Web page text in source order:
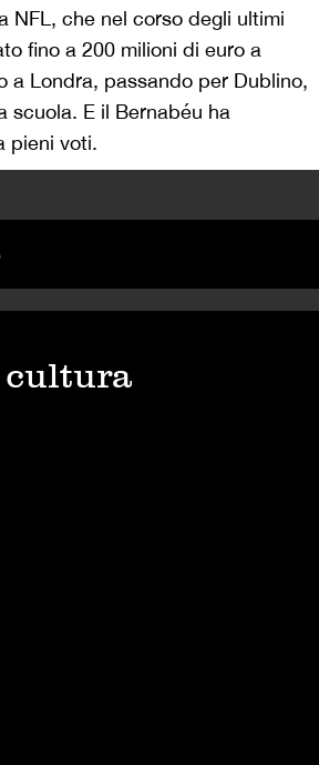
NFL, che nel corso degli ultimi
fino a 200 milioni di euro a
a Londra, passando per Dublino,
scuola. E il Bernabéu ha
pieni voti.
cultura